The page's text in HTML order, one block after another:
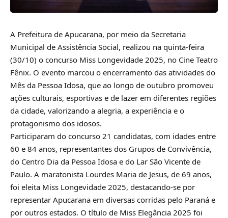
A Prefeitura de Apucarana, por meio da Secretaria
Municipal de Assistência Social, realizou na quinta-feira
(30/10) o concurso Miss Longevidade 2025, no Cine Teatro
Fênix. O evento marcou o encerramento das atividades do
Mês da Pessoa Idosa, que ao longo de outubro promoveu
ações culturais, esportivas e de lazer em diferentes regiões
da cidade, valorizando a alegria, a experiência e o
protagonismo dos idosos.
Participaram do concurso 21 candidatas, com idades entre
60 e 84 anos, representantes dos Grupos de Convivência,
do Centro Dia da Pessoa Idosa e do Lar São Vicente de
Paulo. A maratonista Lourdes Maria de Jesus, de 69 anos,
foi eleita Miss Longevidade 2025, destacando-se por
representar Apucarana em diversas corridas pelo Paraná e
por outros estados. O título de Miss Elegância 2025 foi